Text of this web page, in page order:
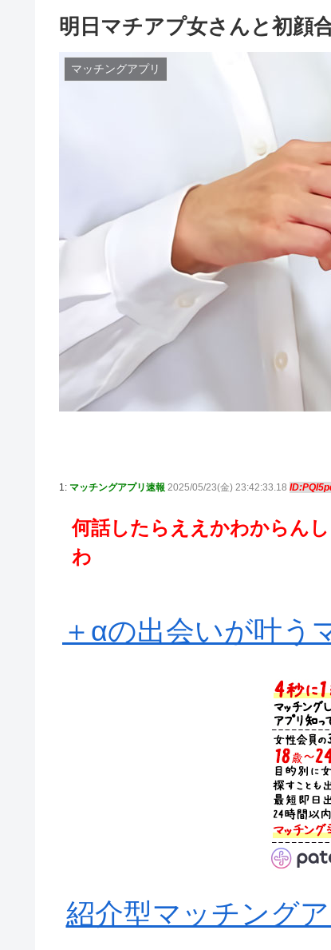
明日マチアプ女さんと初顔
マッチングアプリ
1: マッチングアプリ速報 2025/05/23(金) 23:42:33.18
何話したらええかわからん
わ
＋αの出会いが叶う
紹介型マッチング